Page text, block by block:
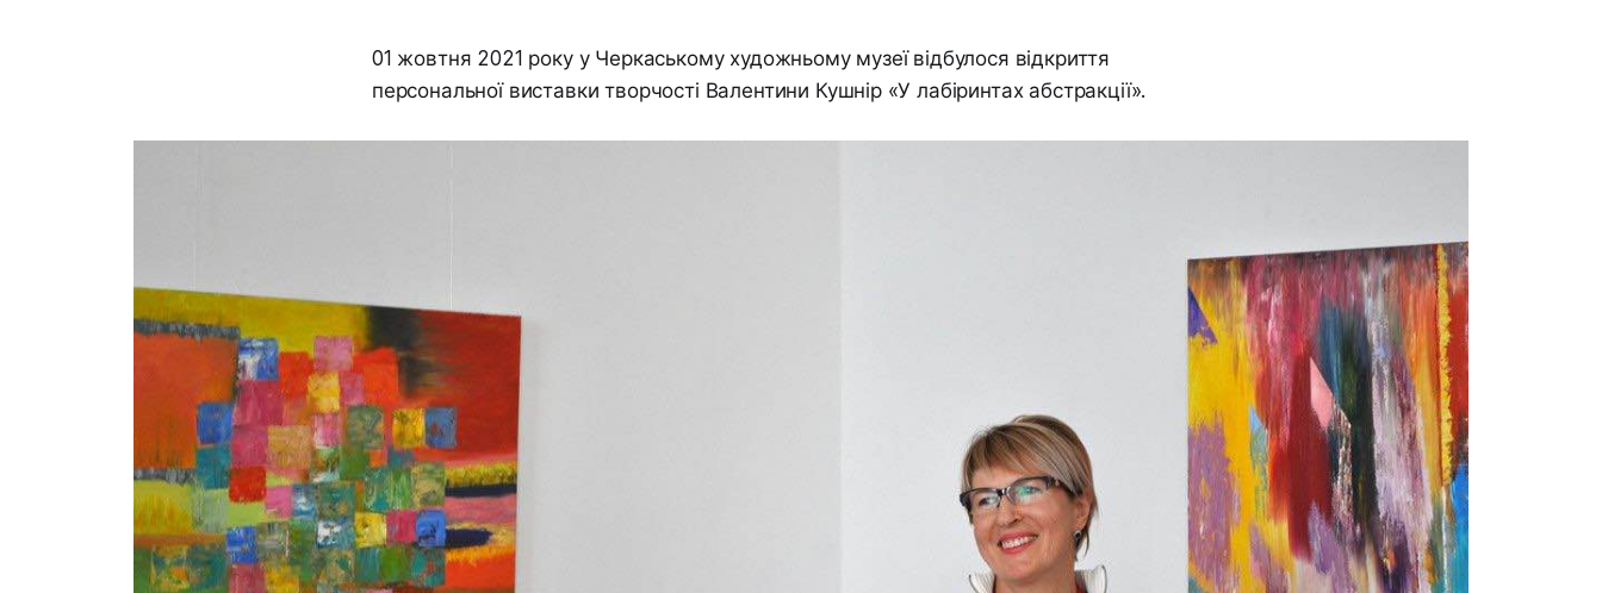
01 жовтня 2021 року у Черкаському художньому музеї відбулося відкриття
персональної виставки творчості Валентини Кушнір «У лабіринтах абстракції».